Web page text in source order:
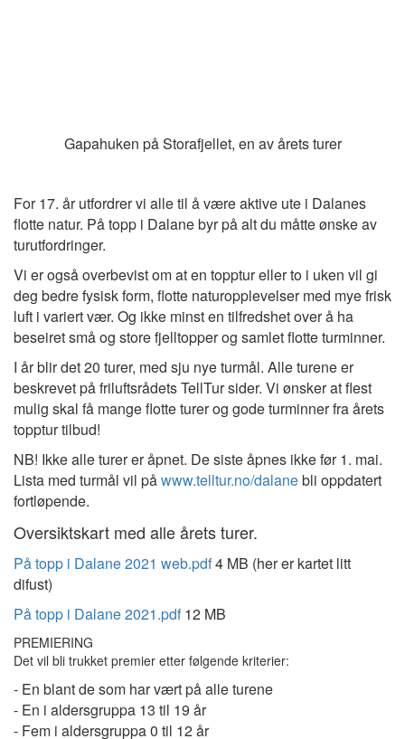
Gapahuken på Storafjellet, en av årets turer
For 17. år utfordrer vi alle til å være aktive ute i Dalanes
flotte natur. På topp i Dalane byr på alt du måtte ønske av
turutfordringer.
Vi er også overbevist om at en topptur eller to i uken vil gi
deg bedre fysisk form, flotte naturopplevelser med mye frisk
luft i variert vær. Og ikke minst en tilfredshet over å ha
beseiret små og store fjelltopper og samlet flotte turminner.
I år blir det 20 turer, med sju nye turmål. Alle turene er
beskrevet på friluftsrådets TellTur sider. Vi ønsker at flest
mulig skal få mange flotte turer og gode turminner fra årets
topptur tilbud!
NB! Ikke alle turer er åpnet. De siste åpnes ikke før 1. mai.
Lista med turmål vil påwww.telltur.no/dalanebli oppdatert
fortløpende.
Oversiktskart med alle årets turer.
På topp i Dalane 2021 web.pdf4 MB (her er kartet litt
difust)
På topp i Dalane 2021.pdf12 MB
PREMIERING
Det vil bli trukket premier etter følgende kriterier:
- En blant de som har vært på alle turene
- En i aldersgruppa 13 til 19 år
- Fem i aldersgruppa 0 til 12 år